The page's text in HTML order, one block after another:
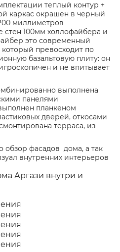
теплый контур +
каркас окрашен в черный
миллиметров
стен 100мм холлофайбера и
это современный
превосходит по
базальтовую плиту: он
и не впитывает
выполнена
панелями
планкеном
дверей, откосами
терраса, из
фасадов дома, а так
внутренних интерьеров